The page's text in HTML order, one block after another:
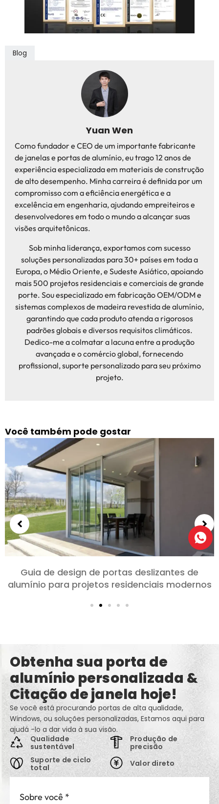
Blog
Yuan Wen
Como fundador e CEO de um importante fabricante
de janelas e portas de alumínio, eu trago 12 anos de
experiência especializada em materiais de construção
de alto desempenho. Minha carreira é definida por um
compromisso com a eficiência energética e a
excelência em engenharia, ajudando empreiteiros e
desenvolvedores em todo o mundo a alcançar suas
visões arquitetônicas.
Sob minha liderança, exportamos com sucesso
soluções personalizadas para 30+ países em toda a
Europa, o Médio Oriente, e Sudeste Asiático, apoiando
mais 500 projetos residenciais e comerciais de grande
porte. Sou especializado em fabricação OEM/ODM e
sistemas complexos de madeira revestida de alumínio,
garantindo que cada produto atenda a rigorosos
padrões globais e diversos requisitos climáticos.
Dedico-me a colmatar a lacuna entre a produção
avançada e o comércio global, fornecendo
profissional, suporte personalizado para seu próximo
projeto.
Você também pode gostar
Escolhendo portas de alumínio para quartos e
salas: Conforto, Estilo, e privacidade
Obtenha sua porta de
alumínio personalizada &
Citação de janela hoje!
Se você está procurando portas de alta qualidade,
Windows, ou soluções personalizadas, Estamos aqui para
ajudá -lo a dar vida à sua visão.
Qualidade
sustentável
Suporte de ciclo
total
Produção de
precisão
Valor direto
Sobre você *